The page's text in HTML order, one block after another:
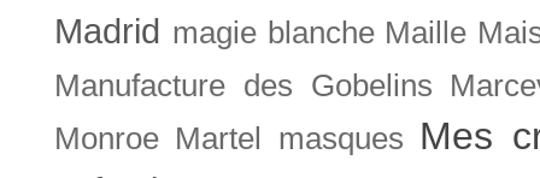
Madrid magie blanche Maille
Manufacture des Gobelins
Monroe Martel masques Mes